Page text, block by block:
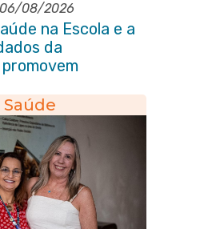
08/2026
na Escola e a
da
E.M Adelaide de
Saúde